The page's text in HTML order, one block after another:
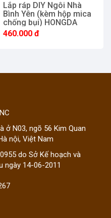
Lắp ráp DIY Ngôi Nhà
Bình Yên (kèm hộp mica
chống bụi) HONGDA
M903Z
460.000 đ
ở N03, ngõ 56 Kim Quan
nội, Việt Nam
do Sở Kế hoạch và
ngày 14-06-2011